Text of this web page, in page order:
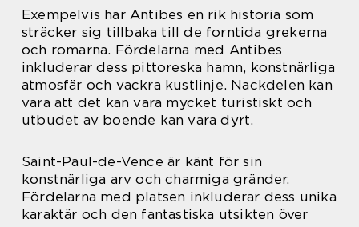
Exempelvis har Antibes en rik historia som
sträcker sig tillbaka till de forntida grekerna
och romarna. Fördelarna med Antibes
inkluderar dess pittoreska hamn, konstnärliga
atmosfär och vackra kustlinje. Nackdelen kan
vara att det kan vara mycket turistiskt och
utbudet av boende kan vara dyrt.
Saint-Paul-de-Vence är känt för sin
konstnärliga arv och charmiga gränder.
Fördelarna med platsen inkluderar dess unika
karaktär och den fantastiska utsikten över